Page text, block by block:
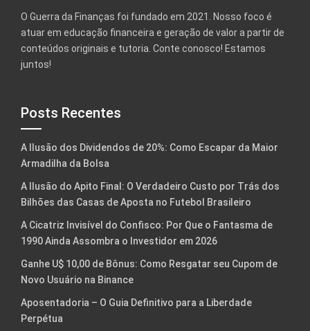
O Guerra da Finanças foi fundado em 2021. Nosso foco é
atuar em educação financeira e geração de valor a partir de
conteúdos originais e tutoria. Conte conosco! Estamos
juntos!
Posts Recentes
A Ilusão dos Dividendos de 20%: Como Escapar da Maior
Armadilha da Bolsa
A Ilusão do Apito Final: O Verdadeiro Custo por Trás dos
Bilhões das Casas de Aposta no Futebol Brasileiro
A Cicatriz Invisível do Confisco: Por Que o Fantasma de
1990 Ainda Assombra o Investidor em 2026
Ganhe U$ 10,00 de Bônus: Como Resgatar seu Cupom de
Novo Usuário na Binance
Aposentadoria – O Guia Definitivo para a Liberdade
Perpétua